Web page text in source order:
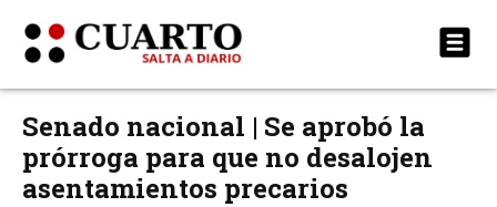
Senado nacional | Se aprobó la
prórroga para que no desalojen
asentamientos precarios